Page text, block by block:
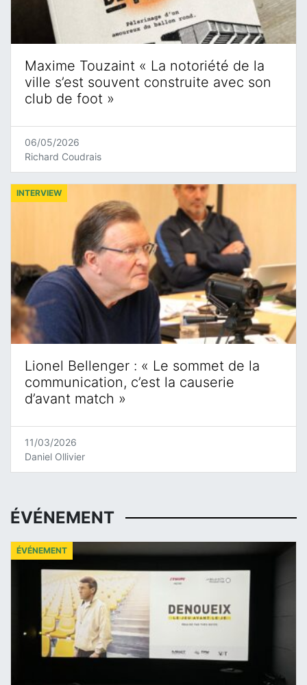
Maxime Touzaint « La notoriété de la
ville s’est souvent construite avec son
club de foot »
06/05/2026
Richard Coudrais
Lionel Bellenger : « Le sommet de la
communication, c’est la causerie
d’avant match »
INTERVIEW
11/03/2026
Daniel Ollivier
ÉVÉNEMENT
ÉVÉNEMENT